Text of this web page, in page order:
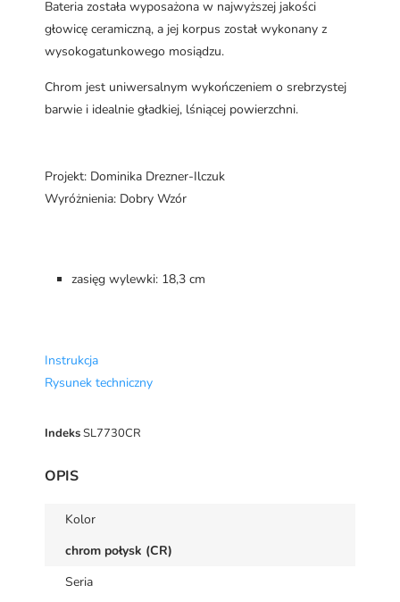
Bateria została wyposażona w najwyższej jakości
głowicę ceramiczną, a jej korpus został wykonany z
wysokogatunkowego mosiądzu.
Chrom jest uniwersalnym wykończeniem o srebrzystej
barwie i idealnie gładkiej, lśniącej powierzchni.
Projekt: Dominika Drezner-Ilczuk
Wyróżnienia: Dobry Wzór
zasięg wylewki: 18,3 cm
Instrukcja
Rysunek techniczny
IndeksSL7730CR
OPIS
Kolor
chrom połysk (CR)
Seria